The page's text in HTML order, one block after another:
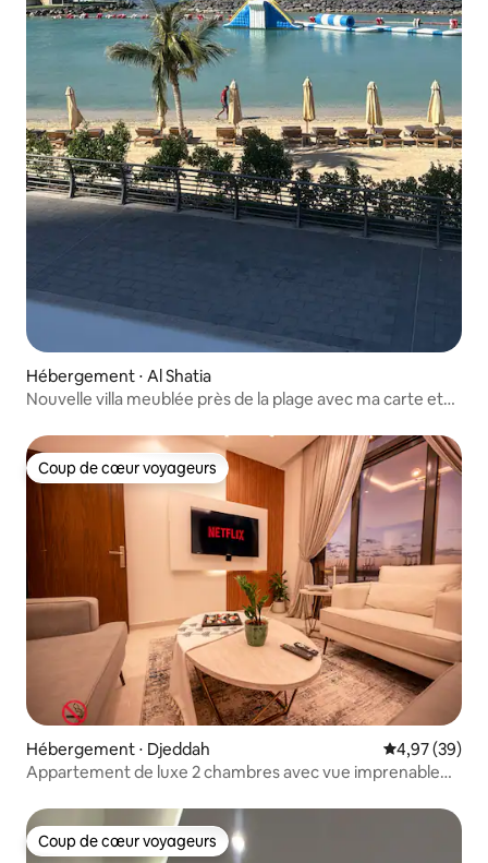
Hébergement ⋅ Al Shatia
Nouvelle villa meublée près de la plage avec ma carte et
Coup de cœur voyageurs
Coup de cœur voyageurs
Hébergement ⋅ Djeddah Évaluation
4,97 (39)
Appartement de luxe 2 chambres avec vue imprenable
Coup de cœur voyageurs
Coup de cœur voyageurs